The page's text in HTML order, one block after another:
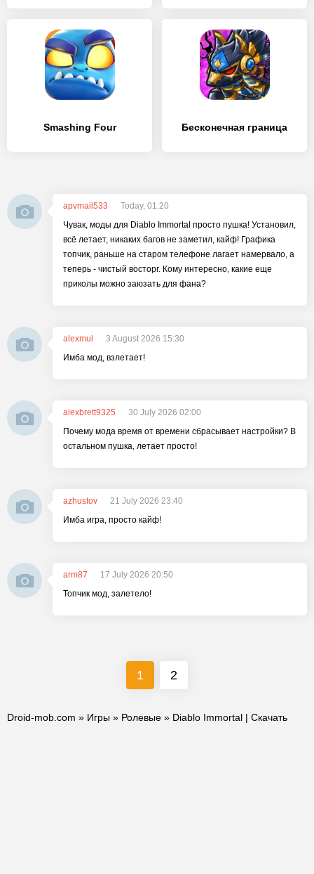
Smashing Four Бесконечная граница
apvmail533
Today, 01:20
Чувак, моды для Diablo Immortal просто пушка! Установил,
всё летает, никаких багов не заметил, кайф! Графика
топчик, раньше на старом телефоне лагает намервало, а
теперь - чистый восторг. Кому интересно, какие еще
приколы можно заюзать для фана?
alexmul
3 August 2026 15:30
Имба мод, взлетает!
alexbrett9325
30 July 2026 02:00
Почему мода время от времени сбрасывает настройки? В
остальном пушка, летает просто!
azhustov
21 July 2026 23:40
Имба игра, просто кайф!
arm87
17 July 2026 20:50
Топчик мод, залетело!
1 2
Droid-mob.com » Игры » Ролевые » Diablo Immortal | Скачать